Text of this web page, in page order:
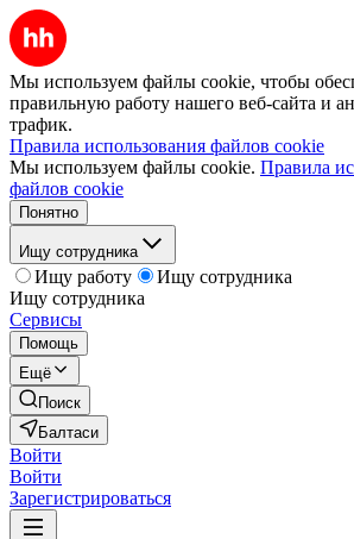
Мы используем файлы cookie, чтобы
правильную работу нашего веб-сайта и
трафик.
Правила использования файлов cookie
Мы используем файлы cookie. Правила
файлов cookie
Понятно
Ищу сотрудника
Ищу работу
Ищу сотрудника
Ищу сотрудника
Сервисы
Помощь
Ещё
Поиск
Балтаси
Войти
Войти
Зарегистрироваться